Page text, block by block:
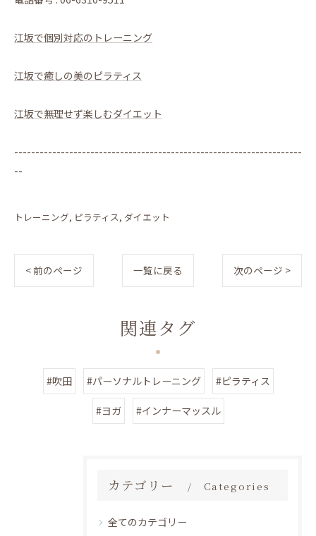
江坂で個別対応のトレーニング
江坂で癒しの美のピラティス
江坂で無理せず楽しむダイエット
--------------------------------------------------------------------
--
トレーニング ピラティス ダイエット
< 前のページ 一覧に戻る 次のページ >
関連タグ
#吹田 #パーソナルトレーニング #ピラティス
#ヨガ #インナーマッスル
カテゴリー Categories
全てのカテゴリー